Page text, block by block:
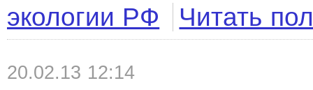
экологии РФ
Читать
20.02.13 12:14